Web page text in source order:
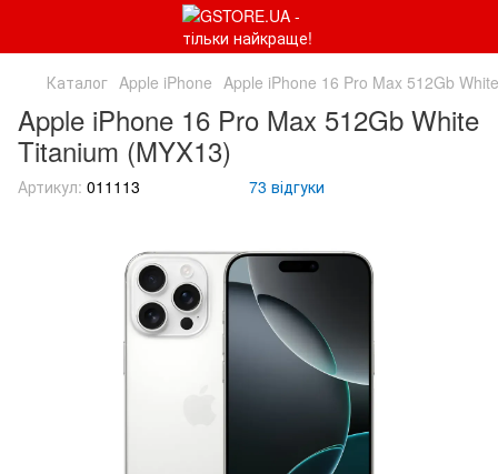
Каталог Apple iPhone Apple iPhone 16 Pro Max 512Gb
Apple iPhone 16 Pro Max 512Gb White
Titanium (MYX13)
Артикул: 011113 73 відгуки